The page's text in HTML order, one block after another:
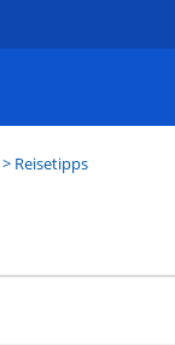
> Reisetipps